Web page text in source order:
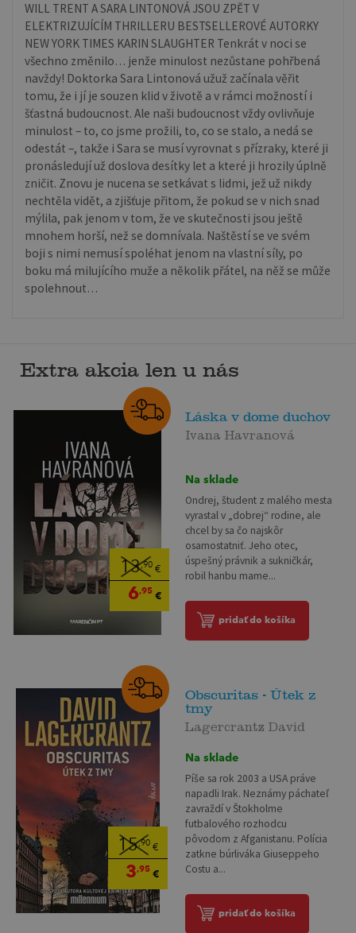
WILL TRENT A SARA LINTONOVÁ JSOU ZPĚT V
ELEKTRIZUJÍCÍM THRILLERU BESTSELLEROVÉ AUTORKY
NEW YORK TIMES KARIN SLAUGHTER Tenkrát v noci se
všechno změnilo… jenže minulost nezůstane pohřbená
navždy! Doktorka Sara Lintonová užuž začínala věřit
tomu, že i jí je souzen klid v životě a v rámci možností i
šťastná budoucnost. Ale naši budoucnost vždy ovlivňuje
minulost – to, co jsme prožili, to, co se stalo, a nedá se
odestát –, takže i Sara se musí vyrovnat s přízraky, které ji
pronásledují už doslova desítky let a které ji hrozily úplně
zničit. Znovu je nucena se setkávat s lidmi, jež už nikdy
nechtěla vidět, a zjišťuje přitom, že pokud se v nich snad
mýlila, pak jenom v tom, že ve skutečnosti jsou ještě
mnohem horší, než se domnívala. Naštěstí se ve svém
boji s nimi nemusí spoléhat jenom na vlastní síly, po
boku má milujícího muže a několik přátel, na něž se může
spolehnout…
Extra akcia len u nás
13,90€
6,95€
Láska v dome duchov
Ivana Havranová
Na sklade
Ondrej, študent z malého mesta
vyrastal v „dobrej“ rodine, ale
chcel by sa čo najskôr
osamostatniť. Jeho otec,
úspešný právnik a sukničkár,
robil hanbu mame...
pridať do košíka
15,90 €
3,95 €
Obscuritas - Útek z
tmy
Lagercrantz David
Na sklade
Píše sa rok 2003 a USA práve
napadli Irak. Neznámy páchateľ
zavraždí v Štokholme
futbalového rozhodcu
pôvodom z Afganistanu. Polícia
zatkne búrliváka Giuseppeho
Costu a...
pridať do košíka